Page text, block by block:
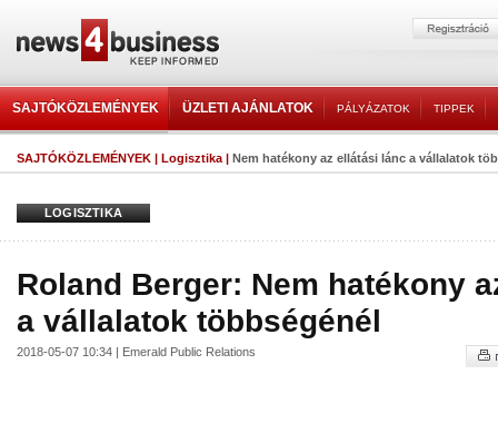
SAJTÓKÖZLEMÉNYEK ÜZLETI AJÁNLATOK PÁLYÁZATOK TIPPEK
SAJTÓKÖZLEMÉNYEK | Logisztika | Nem hatékony az ellátási lánc a vállalatok
LOGISZTIKA
Roland Berger: Nem hatékony
a vállalatok többségénél
2018-05-07 10:34 | Emerald Public Relations